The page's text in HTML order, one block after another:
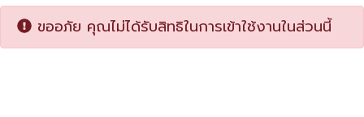
ขออภัย คุณไม่ได้รับสิทธิในการเข้าใช้งานในส่วนนี้